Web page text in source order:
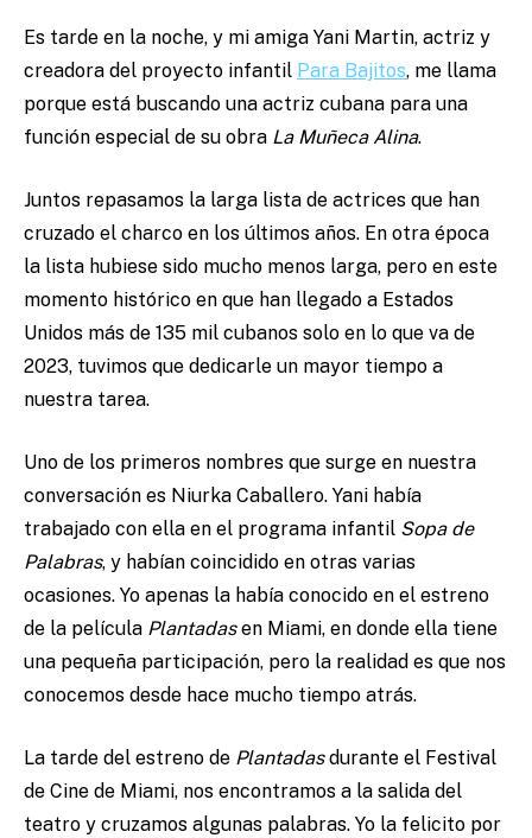
Es tarde en la noche, y mi amiga Yani Martin, actriz y
creadora del proyecto infantil Para Bajitos, me llama
porque está buscando una actriz cubana para una
función especial de su obra La Muñeca Alina.
Juntos repasamos la larga lista de actrices que han
cruzado el charco en los últimos años. En otra época
la lista hubiese sido mucho menos larga, pero en este
momento histórico en que han llegado a Estados
Unidos más de 135 mil cubanos solo en lo que va de
2023, tuvimos que dedicarle un mayor tiempo a
nuestra tarea.
Uno de los primeros nombres que surge en nuestra
conversación es Niurka Caballero. Yani había
trabajado con ella en el programa infantil Sopa de
Palabras, y habían coincidido en otras varias
ocasiones. Yo apenas la había conocido en el estreno
de la película Plantadasen Miami, en donde ella tiene
una pequeña participación, pero la realidad es que nos
conocemos desde hace mucho tiempo atrás.
La tarde del estreno de Plantadasdurante el Festival
de Cine de Miami, nos encontramos a la salida del
teatro y cruzamos algunas palabras. Yo la felicito por